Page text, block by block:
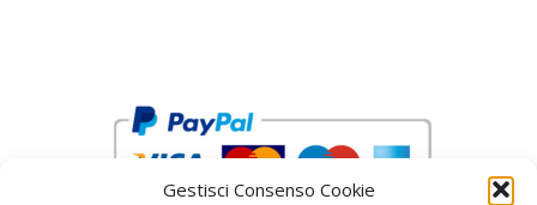
Gestisci Consenso Cookie